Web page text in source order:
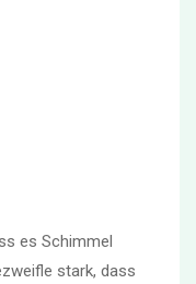
es Schimmel
stark, dass